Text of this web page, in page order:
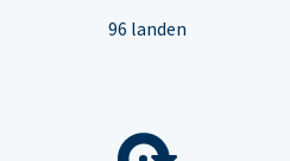
96 landen